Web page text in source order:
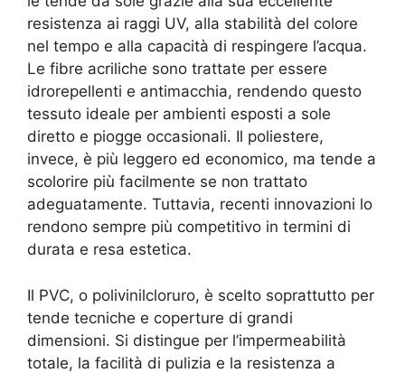
resistenza ai raggi UV, alla stabilità del colore
nel tempo e alla capacità di respingere l’acqua.
Le fibre acriliche sono trattate per essere
idrorepellenti e antimacchia, rendendo questo
tessuto ideale per ambienti esposti a sole
diretto e piogge occasionali. Il poliestere,
invece, è più leggero ed economico, ma tende a
scolorire più facilmente se non trattato
adeguatamente. Tuttavia, recenti innovazioni lo
rendono sempre più competitivo in termini di
durata e resa estetica.
Il PVC, o polivinilcloruro, è scelto soprattutto per
tende tecniche e coperture di grandi
dimensioni. Si distingue per l’impermeabilità
totale, la facilità di pulizia e la resistenza a